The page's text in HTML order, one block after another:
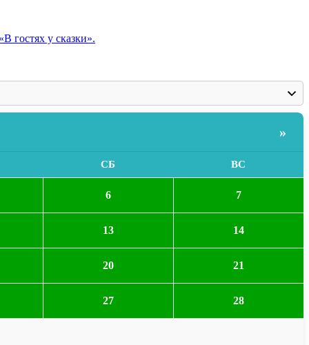
гостях у сказки».
»
СБ ВС
6 7
13 14
20 21
27 28